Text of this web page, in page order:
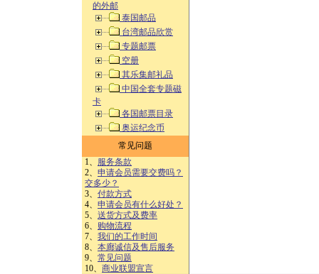
的外邮
泰国邮品
台湾邮品欣赏
专题邮票
空册
其乐集邮礼品
中国全套专题磁
卡
各国邮票目录
奥运纪念币
常见问题
1、 服务条款
2、 申请会员需要交费吗？
交多少？
3、 付款方式
4、 申请会员有什么好处？
5、 送货方式及费率
6、 购物流程
7、 我们的工作时间
8、 本廊诚信及售后服务
9、 常见问题
10、 商业联盟宣言